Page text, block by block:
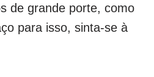
de grande porte, como
para isso, sinta-se à